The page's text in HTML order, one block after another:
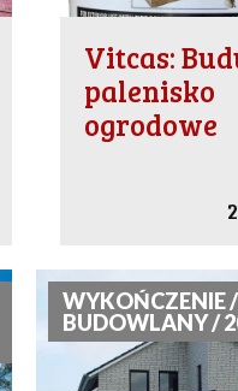
Vitcas:
palenisko
ogrodowe
WYKOŃCZENIE
BUDOWLANY /